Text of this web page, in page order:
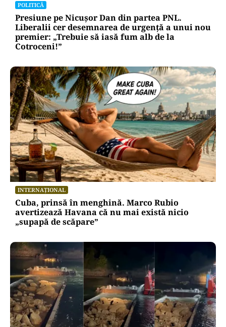
POLITICĂ
Presiune pe Nicușor Dan din partea PNL.
Liberalii cer desemnarea de urgență a unui nou
premier: „Trebuie să iasă fum alb de la
Cotroceni!”
INTERNAȚIONAL
Cuba, prinsă în menghină. Marco Rubio
avertizează Havana că nu mai există nicio
„supapă de scăpare”